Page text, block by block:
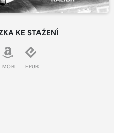
KE STAŽENÍ
MOBI EPUB